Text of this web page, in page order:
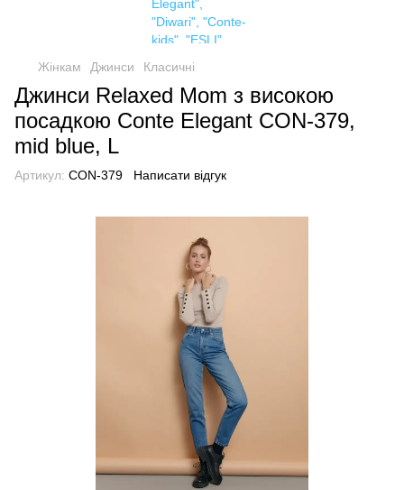
Жінкам Джинси Класичні
Джинси Relaxed Mom з високою
посадкою Conte Elegant CON-379,
mid blue, L
Артикул: CON-379 Написати відгук